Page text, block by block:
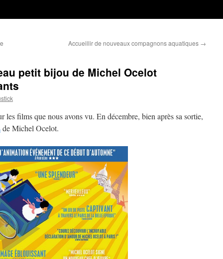
Accueillir de nouveaux compagnons aquatiques →
petit bijou de Michel Ocelot
les films que nous avons vu. En décembre, bien après sa sortie,
de Michel Ocelot.